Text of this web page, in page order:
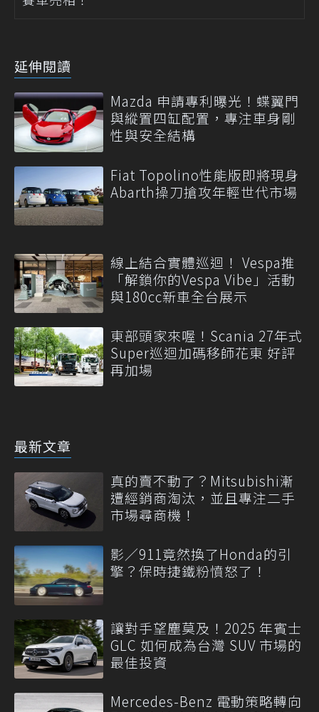
延伸閱讀
Mazda 申請專利曝光！蝶翼門
與縱置四缸配置，專注車身剛
性與安全結構
Fiat Topolino性能版即將現身
Abarth操刀搶攻年輕世代市場
線上結合實體巡迴！ Vespa推
「解鎖你的Vespa Vibe」活動
與180cc新車全台展示
東部頭家來喔！Scania 27年式
Super巡迴加碼移師花東 好評
再加場
最新文章
真的賣不動了？Mitsubishi漸
遭經銷商淘汰，並且專注二手
市場尋商機！
影／911竟然換了Honda的引
擎？保時捷鐵粉憤怒了！
讓對手望塵莫及！2025 年賓士
GLC 如何成為台灣 SUV 市場的
最佳投資
Mercedes-Benz 電動策略轉向